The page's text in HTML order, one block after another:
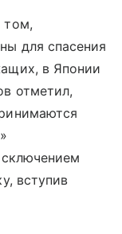
том,
для спасения
в Японии
отметил,
вступив